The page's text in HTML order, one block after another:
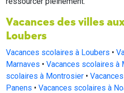
Vacances des villes
Loubers
Vacances scolaires à Loubers •
Marnaves • Vacances scolaires à
scolaires à Montrosier •
Panens • Vacances scolaires à